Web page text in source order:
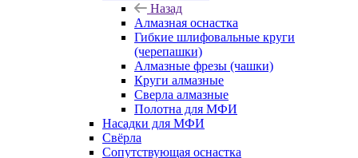
Назад
Алмазная оснастка
Гибкие шлифовальные круги
(черепашки)
Алмазные фрезы (чашки)
Круги алмазные
Сверла алмазные
Полотна для МФИ
Насадки для МФИ
Свёрла
Сопутствующая оснастка